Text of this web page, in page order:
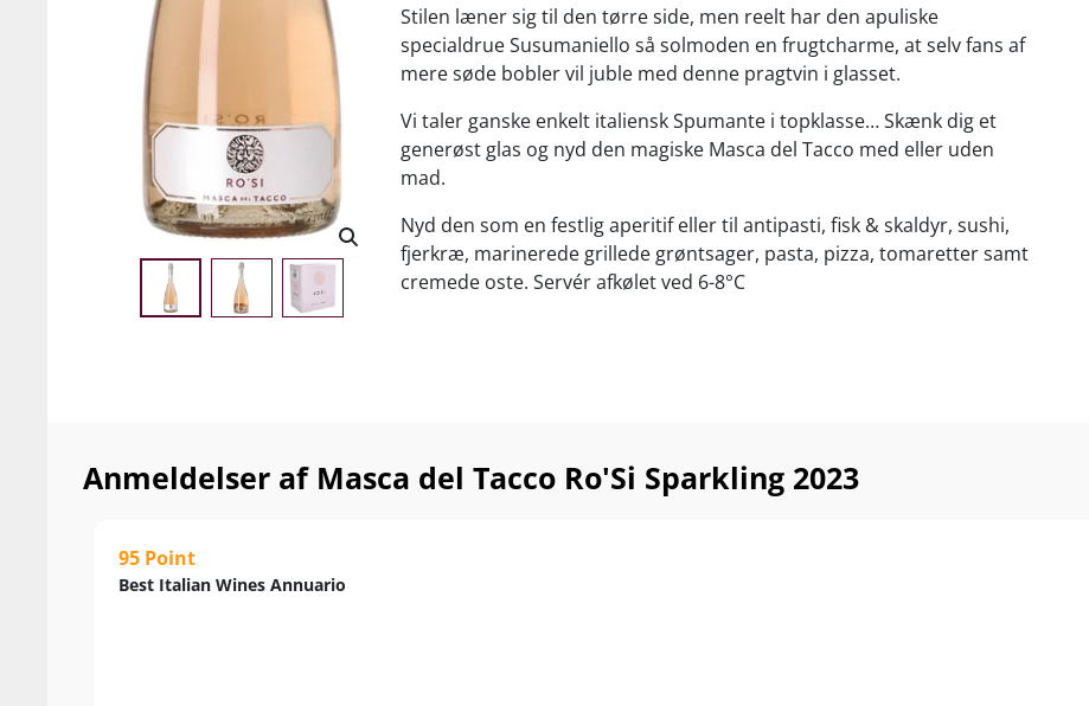
Stilen læner sig til den tørre side, men reelt har den apuliske
specialdrue Susumaniello så solmoden en frugtcharme, at selv fans af
mere søde bobler vil juble med denne pragtvin i glasset.
Vi taler ganske enkelt italiensk Spumante i topklasse… Skænk dig et
generøst glas og nyd den magiske Masca del Tacco med eller uden
mad.
Nyd den som en festlig aperitif eller til antipasti, fisk & skaldyr, sushi,
fjerkræ, marinerede grillede grøntsager, pasta, pizza, tomaretter samt
cremede oste. Servér afkølet ved 6-8°C
Anmeldelser af Masca del Tacco Ro'Si Sparkling 2023
95 Point
Best Italian Wines Annuario